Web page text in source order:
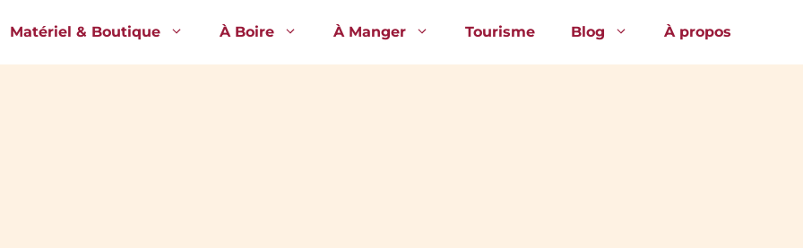
Matériel & Boutique À Boire À Manger Tourisme Blog À propos